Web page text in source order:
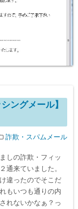
ングメール】
詐欺・スパムメール
しの詐欺・フィッ
通来ていました。
違ったのでそこだ
もいつも通りの内
れないかなぁ？っ